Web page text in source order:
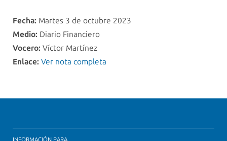
Fecha: Martes 3 de octubre 2023
Medio: Diario Financiero
Vocero: Víctor Martínez
Enlace: Ver nota completa
INFORMACIÓN PARA